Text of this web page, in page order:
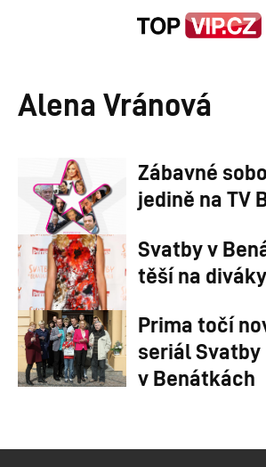
Alena Vránová
Zábavné
jedině na TV
Svatby v
těší na diváky
Prima točí
seriál Svatby
v Benátkách